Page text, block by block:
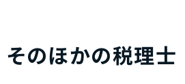
そのほかの税理士